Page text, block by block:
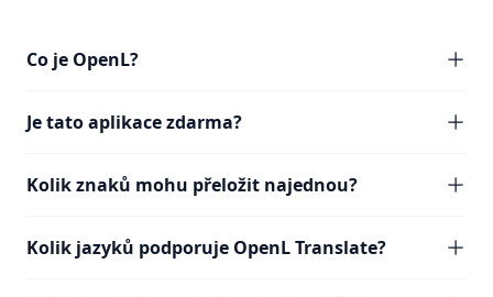
Co je OpenL?
Je tato aplikace zdarma?
Kolik znaků mohu přeložit najednou?
Kolik jazyků podporuje OpenL Translate?